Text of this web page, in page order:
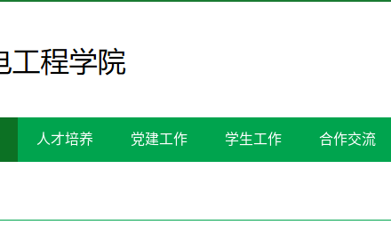
人才培养 党建工作 学生工作 合作交流